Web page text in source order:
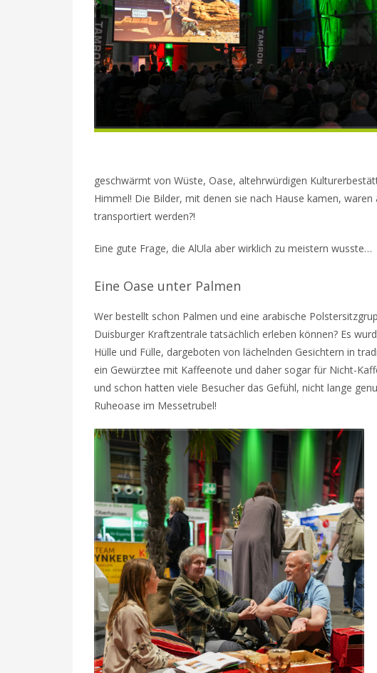
geschwärmt von Wüste, Oase, altehrwürdigen
Himmel! Die Bilder, mit denen sie nach Hause kamen,
transportiert werden?!
Eine gute Frage, die AlUla aber wirklich zu meistern wusste…
Eine Oase unter Palmen
Wer bestellt schon Palmen und eine arabische
Duisburger Kraftzentrale tatsächlich erleben können? Es
Hülle und Fülle, dargeboten von lächelnden Gesichtern in
ein Gewürztee mit Kaffeenote und daher sogar für Nicht-
und schon hatten viele Besucher das Gefühl, nicht lange
Ruheoase im Messetrubel!